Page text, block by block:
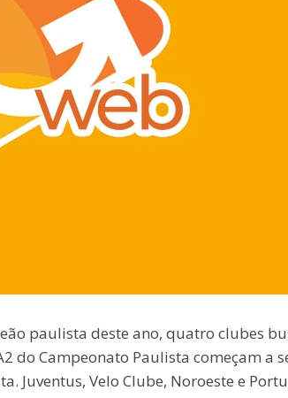
paulista deste ano, quatro clubes
do Campeonato Paulista começam a
Juventus, Velo Clube, Noroeste e